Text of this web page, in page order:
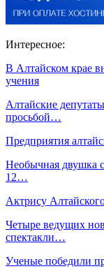
Интересное:
В Алтайском крае
учения
Алтайские
просьбой…
Предприятия
Необычная двушка с
12…
Актрису
Четыре ведущих
спектакли…
Ученые победили